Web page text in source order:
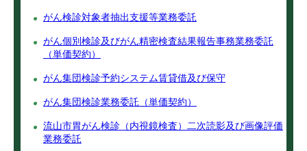
がん検診対象者抽出支援等業務委託
がん個別検診及びがん精密検査結果報告事務業務委託
（単価契約）
がん集団検診予約システム賃貸借及び保守
がん集団検診業務委託（単価契約）
流山市胃がん検診（内視鏡検査）二次読影及び画像評価
業務委託